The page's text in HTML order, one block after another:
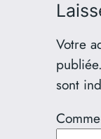
Votre
publiée.
sont